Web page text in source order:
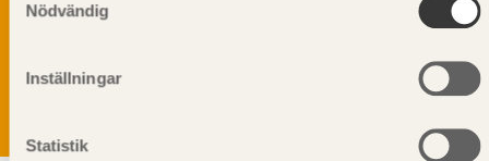
Nödvändig
Inställningar
Statistik
personuppgifter alltid hanteras på ett ansvarsfullt sätt.
Läs vår